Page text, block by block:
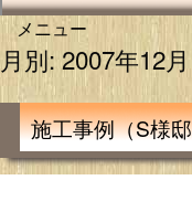
メニュー
月別: 2007年12月
施工事例（S様